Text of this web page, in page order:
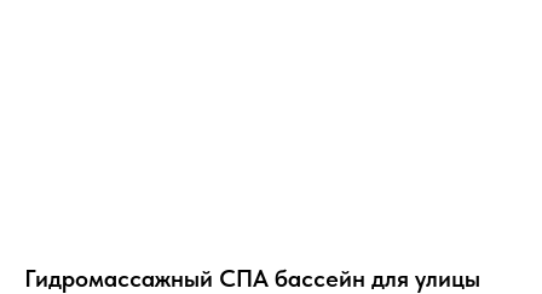
Гидромассажный СПА бассейн для улицы